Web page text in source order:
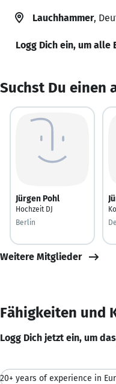
Lauchhammer,
Logg Dich ein, um alle
Suchst Du einen
Jürgen Pohl
Hochzeit DJ
Berlin
Weitere Mitglieder
Fähigkeiten und
Logg Dich jetzt ein, um